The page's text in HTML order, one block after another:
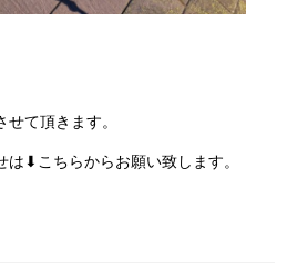
て頂きます。
は⬇こちらからお願い致します。